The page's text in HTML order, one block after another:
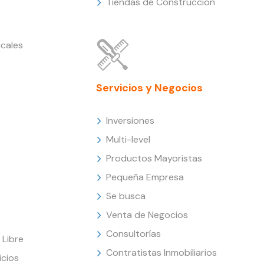
Servicios y Negocios
Inversiones
Multi-level
Productos Mayoristas
Pequeña Empresa
Se busca
Venta de Negocios
Consultorías
Contratistas Inmobiliarios